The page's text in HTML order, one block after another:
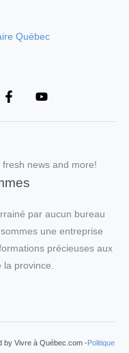
Québec
news and more!
par aucun bureau
une entreprise
précieuses aux
la province.
by Vivre à Québec.com -Politique